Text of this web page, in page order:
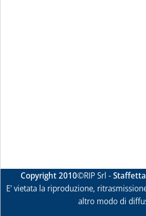
Copyright 2010©RIP Srl -
E' vietata la riproduzione,
altro modo di